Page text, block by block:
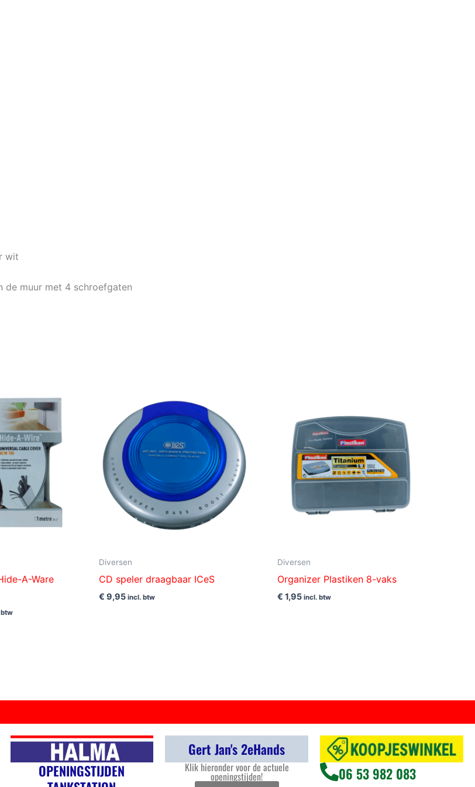
wit
de muur met 4 schroefgaten
A-Ware
Diversen
CD speler draagbaar ICeS
€ 9,95 incl. btw
Diversen
Organizer Plastiken 8-vaks
€ 1,95 incl. btw
OPENINGSTIJDEN
Gert Jan's 2eHands
Klik hieronder voor de actuele
openingstijden! 06 53 982 083